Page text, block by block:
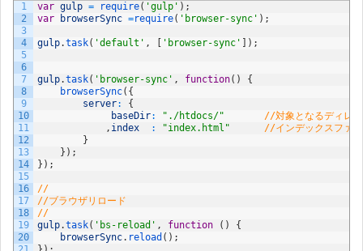
1
2
3
4
5
6
7
8
9
10
11
12
13
14
15
16
17
18
19
20
var gulp = require( 'gulp' ) ;
var
browserSync =require( 'browser-sync' ) ;
gulp.task( 'default' , 'browser-sync' ) ;
gulp.task( 'browser-sync' , function( )
{
browserSync( {
server:
{
baseDir: "./htdocs/"
//対象となるディレ
, index : "index.html"
//インデックスファ
}
} ) ;
} ) ;
//
//ブラウザリロード
//
gulp.task( 'bs-reload' , function ( )
{
browserSync. reload ( ) ;